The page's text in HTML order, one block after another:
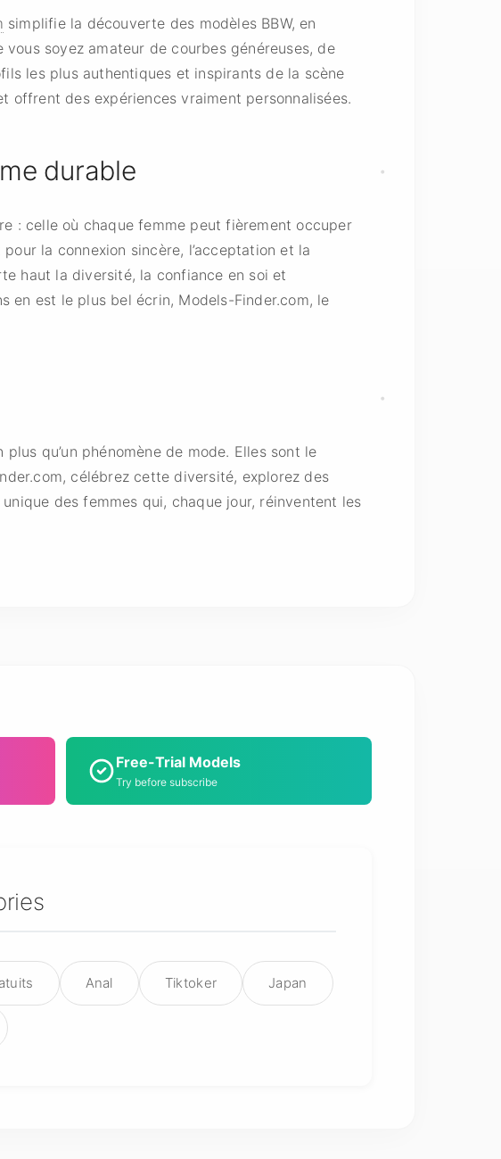
simplifie la découverte des modèles BBW, en
soyez amateur de courbes généreuses, de
les plus authentiques et inspirants de la scène
offrent des expériences vraiment personnalisées.
durable
: celle où chaque femme peut fièrement occuper
la connexion sincère, l’acceptation et la
haut la diversité, la confiance en soi et
en est le plus bel écrin, Models-Finder.com, le
qu’un phénomène de mode. Elles sont le
célébrez cette diversité, explorez des
des femmes qui, chaque jour, réinventent les
Free-Trial Models
Try before subscribe
Anal Tiktoker Japan